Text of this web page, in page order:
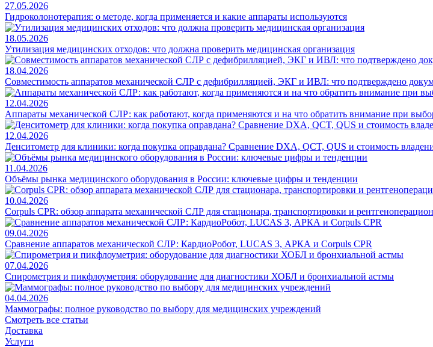
27.05.2026
Гидроколонотерапия: о методе, когда применяется и какие аппараты используются
18.05.2026
Утилизация медицинских отходов: что должна проверить медицинская организация
18.04.2026
Совместимость аппаратов механической СЛР с дефибрилляцией, ЭКГ и ИВЛ: что подтверждено
12.04.2026
Аппараты механической СЛР: как работают, когда применяются и на что обратить внимание при
12.04.2026
Денситометр для клиники: когда покупка оправдана? Сравнение DXA, QCT, QUS и стоимость
11.04.2026
Объёмы рынка медицинского оборудования в России: ключевые цифры и тенденции
10.04.2026
Corpuls CPR: обзор аппарата механической СЛР для стационара, транспортировки и
09.04.2026
Сравнение аппаратов механической СЛР: КардиоРобот, LUCAS 3, АРКА и Corpuls CPR
07.04.2026
Спирометрия и пикфлоуметрия: оборудование для диагностики ХОБЛ и бронхиальной астмы
04.04.2026
Маммографы: полное руководство по выбору для медицинских учреждений
Смотреть все статьи
Доставка
Услуги